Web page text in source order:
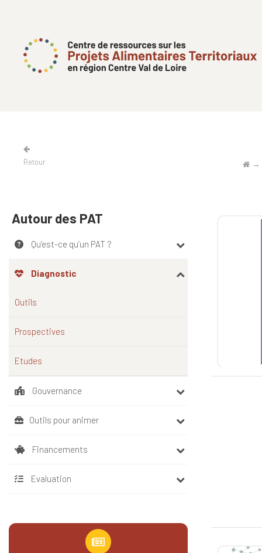
Retour →
Autour des PAT
Qu’est-ce qu’un PAT ?​
Diagnostic
Outils
Prospectives
Etudes
Gouvernance
Outils pour animer
Financements
Evaluation